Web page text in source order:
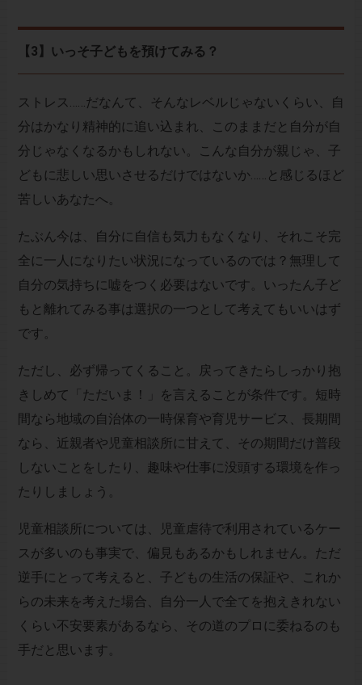
【3】いっそ子どもを預けてみる？
ストレス……だなんて、そんなレベルじゃないくらい、自
分はかなり精神的に追い込まれ、このままだと自分が自
分じゃなくなるかもしれない。こんな自分が親じゃ、子
どもに悲しい思いさせるだけではないか……と感じるほど
苦しいあなたへ。
たぶん今は、自分に自信も気力もなくなり、それこそ完
全に一人になりたい状況になっているのでは？無理して
自分の気持ちに嘘をつく必要はないです。いったん子ど
もと離れてみる事は選択の一つとして考えてもいいはず
です。
ただし、必ず帰ってくること。戻ってきたらしっかり抱
きしめて「ただいま！」を言えることが条件です。短時
間なら地域の自治体の一時保育や育児サービス、長期間
なら、近親者や児童相談所に甘えて、その期間だけ普段
しないことをしたり、趣味や仕事に没頭する環境を作っ
たりしましょう。
児童相談所については、児童虐待で利用されているケー
スが多いのも事実で、偏見もあるかもしれません。ただ
逆手にとって考えると、子どもの生活の保証や、これか
らの未来を考えた場合、自分一人で全てを抱えきれない
くらい不安要素があるなら、その道のプロに委ねるのも
手だと思います。